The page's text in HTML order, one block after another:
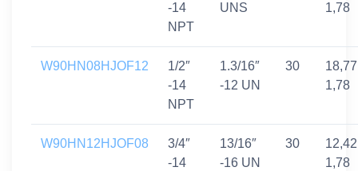
-14
NPT
UNS
1,78
W90HN08HJOF12
1/2″
-14
NPT
1.3/16″
-12 UN
30
1,78
W90HN12HJOF08
3/4″
-14
13/16″
-16 UN
30
1,78